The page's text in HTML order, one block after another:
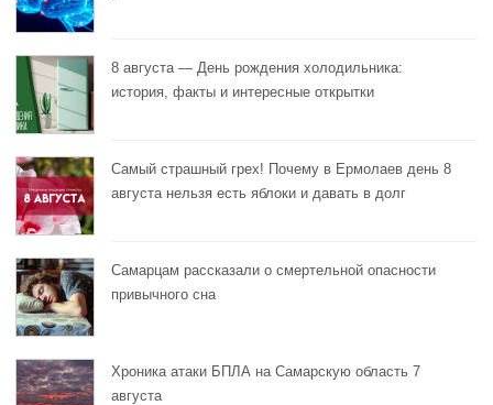
8 августа — День рождения холодильника:
история, факты и интересные открытки
Самый страшный грех! Почему в Ермолаев день 8
августа нельзя есть яблоки и давать в долг
Самарцам рассказали о смертельной опасности
привычного сна
Хроника атаки БПЛА на Самарскую область 7
августа